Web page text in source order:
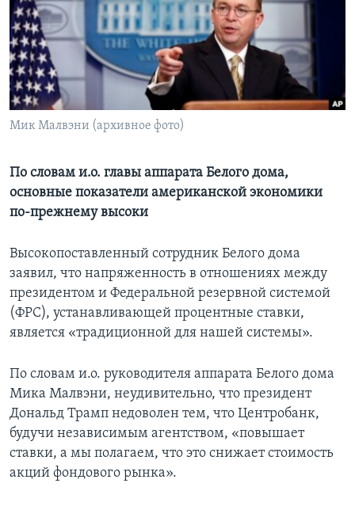
Learning English
СОЦИАЛЬНЫЕ СЕТИ
Мик Малвэни (архивное фото)
По словам и.о. главы аппарата Белого дома,
основные показатели американской экономики
по-прежнему высоки
Высокопоставленный сотрудник Белого дома
заявил, что напряженность в отношениях между
президентом и Федеральной резервной системой
(ФРС), устанавливающей процентные ставки,
является «традиционной для нашей системы».
По словам и.о. руководителя аппарата Белого дома
Мика Малвэни, неудивительно, что президент
Дональд Трамп недоволен тем, что Центробанк,
будучи независимым агентством, «повышает
ставки, а мы полагаем, что это снижает стоимость
акций фондового рынка».